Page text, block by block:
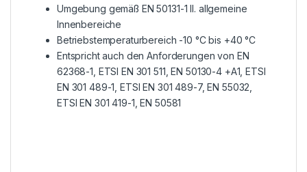
Umgebung gemäß EN 50131-1 II. allgemeine
Innenbereiche
Betriebstemperaturbereich -10 °C bis +40 °C
Entspricht auch den Anforderungen von EN
62368-1, ETSI EN 301 511, EN 50130-4 +A1, ETSI
EN 301 489-1, ETSI EN 301 489-7, EN 55032,
ETSI EN 301 419-1, EN 50581